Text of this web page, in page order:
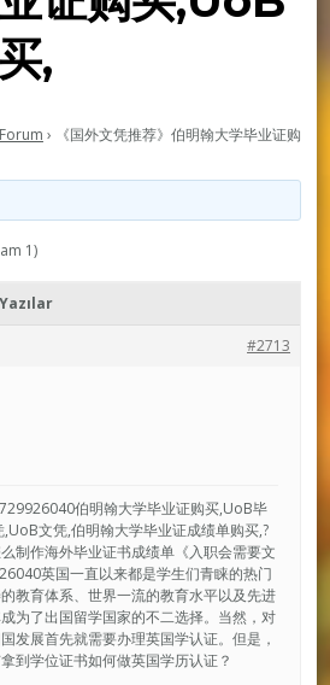
,
Forum ›
《国外文凭推荐》伯明翰大学毕业证购
1)
Yazılar
#2713
伯明翰大学毕业证购买,UoB毕
文凭,伯明翰大学毕业证成绩单购买,?
制作海外毕业证书成绩单《入职会需要文
英国一直以来都是学生们青睐的热门
教育体系、世界一流的教育水平以及先进
为了出国留学国家的不二选择。当然，对
发展首先就需要办理英国学认证。但是，
到学位证书如何做英国学历认证？